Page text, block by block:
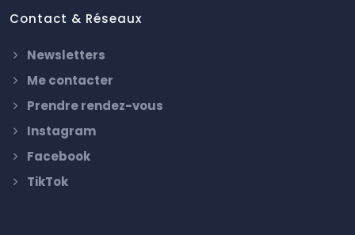
Contact & Réseaux
Newsletters
Me contacter
Prendre rendez-vous
Instagram
Facebook
TikTok